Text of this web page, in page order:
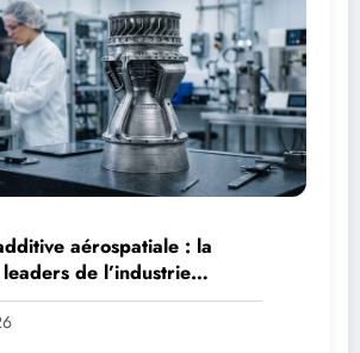
aérospatiale : la
de l’industrie
les applications critiques